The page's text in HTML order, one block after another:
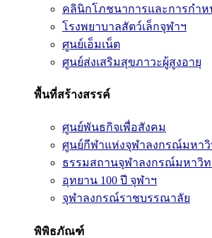
คลินิกโภชนาการและการกำห
โรงพยาบาลสัตว์เล็กจุฬาฯ
ศูนย์เอ็มเน็ต
ศูนย์ส่งเสริมสุขภาวะผู้สูงอายุ
พื้นที่สร้างสรรค์
ศูนย์พันธกิจเพื่อสังคม
ศูนย์กีฬาแห่งจุฬาลงกรณ์มหาวิ
ธรรมสถานจุฬาลงกรณ์มหาวิท
อุทยาน 100 ปี จุฬาฯ
จุฬาลงกรณ์ราชบรรณาลัย
พิพิธภัณฑ์